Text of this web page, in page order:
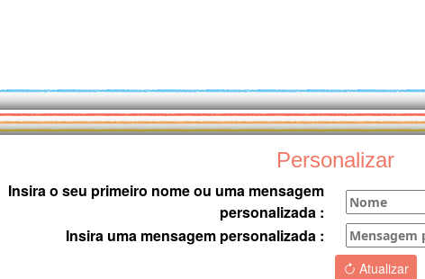
Personalizar
Insira o seu primeiro nome ou uma mensagem
personalizada :
Insira uma mensagem personalizada :
Atualizar